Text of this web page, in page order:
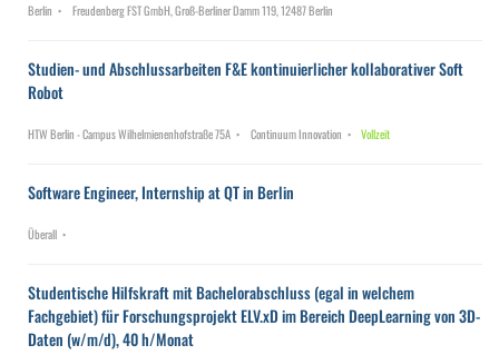
Berlin Freudenberg FST GmbH, Groß-Berliner Damm 119, 12487 Berlin
Studien- und Abschlussarbeiten F&E kontinuierlicher kollaborativer Soft
Robot
HTW Berlin - Campus Wilhelmienenhofstraße 75A Continuum Innovation Vollzeit
Software Engineer, Internship at QT in Berlin
Überall
Studentische Hilfskraft mit Bachelorabschluss (egal in welchem
Fachgebiet) für Forschungsprojekt ELV.xD im Bereich DeepLearning von 3D-
Daten (w/m/d), 40 h/Monat